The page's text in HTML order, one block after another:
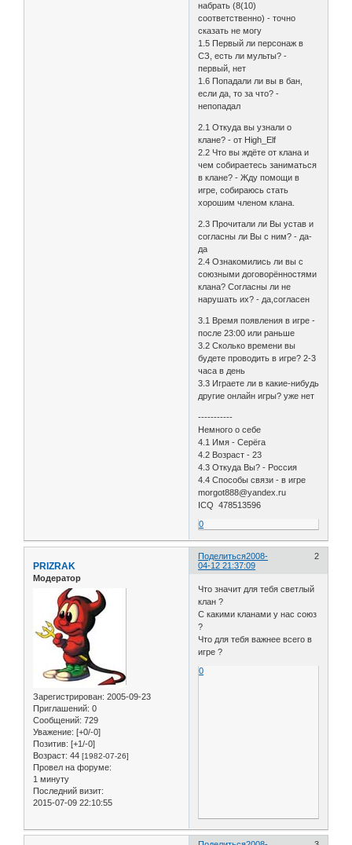
набрать (8(10)
соответственно) - точно
сказать не могу
1.5 Первый ли персонаж в
СЗ, есть ли мульты? -
первый, нет
1.6 Попадали ли вы в бан,
если да, то за что? -
непопадал
2.1 Откуда вы узнали о
клане? - от High_Elf
2.2 Что вы ждёте от клана и
чем собираетесь заниматься
в клане? - Жду помощи в
игре, собираюсь стать
хорошим членом клана.
2.3 Прочитали ли Вы устав и
согласны ли Вы с ним? - да-
да
2.4 Ознакомились ли вы с
союзными договорённостями
клана? Согласны ли не
нарушать их? - да,согласен
3.1 Время появления в игре -
после 23:00 или раньше
3.2 Сколько времени вы
будете проводить в игре? 2-3
часа в день
3.3 Играете ли в какие-нибудь
другие онлайн игры? уже нет
-----------
Немного о себе
4.1 Имя - Серёга
4.2 Возраст - 23
4.3 Откуда Вы? - Россия
4.4 Способы связи - в игре
morgot888@yandex.ru
ICQ 478513596
0
Поделиться 2
2008-
04-12 21:37:09
PRIZRAK
Модератор
Зарегистрирован: 2005-09-23
Приглашений: 0
Сообщений: 729
Уважение: [+0/-0]
Позитив: [+1/-0]
Возраст: 44 [1982-07-26]
Провел на форуме:
1 минуту
Последний визит:
2015-07-09 22:10:55
Что значит для тебя светлый
клан ?
С какими кланами у нас союз
?
Что для тебя важнее всего в
игре ?
0